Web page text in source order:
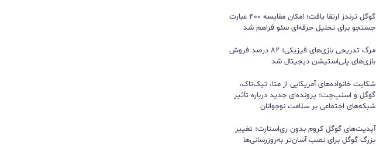
گوگل ترندز ارتقا یافت؛ امکان مقایسه ۴۰۰ عبارت
جستجو برای تحلیل حرفه‌ای سئو فراهم شد
مرگ تدریجی بازی‌های فیزیکی؛ ۸۲ درصد فروش
بازی‌های پلی‌استیشن دیجیتال شد
شکایت خانواده‌های آمریکایی از متا، تیک‌تاک،
گوگل و اسنپ‌چت؛ پرونده‌ای جدید درباره تأثیر
شبکه‌های اجتماعی بر سلامت نوجوانان
آپدیت‌های گوگل کروم بدون ری‌استارت؛ تغییر
بزرگ گوگل برای نصب آسان‌تر به‌روزرسانی‌ها